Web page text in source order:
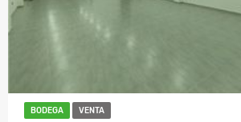
BODEGA VENTA